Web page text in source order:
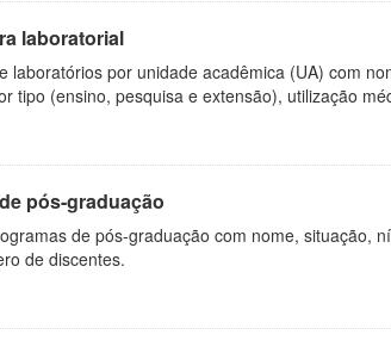
laboratorial
laboratórios por unidade acadêmica (UA) com
tipo (ensino, pesquisa e extensão), utilização
pós-graduação
de pós-graduação com nome, situação,
de discentes.